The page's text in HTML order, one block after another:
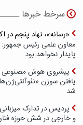
سرخط خبرها
«رسانه»، نهاد پنجم در
معاون علمی رئیس جمهور:
پایدار نخواهد بود
پیشروی هوش
یافتن سوزن
شد
و خارجی در شش حوزه